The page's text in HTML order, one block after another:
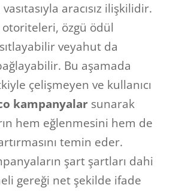
aracısız ilişkilidir.
otoriteleri, özgü ödül
veyahut da
Bu aşamada
çelişmeyen ve kullanıcı
kampanyalarsunarak
hem eğlenmesini hem de
temin eder.
şart şartları dahi
gereği net şekilde ifade